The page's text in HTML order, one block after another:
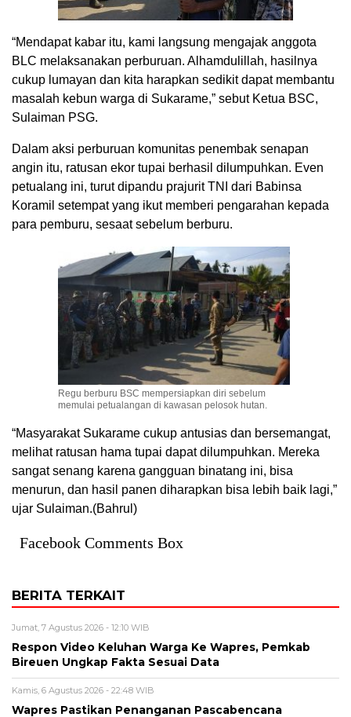
“Mendapat kabar itu, kami langsung mengajak anggota
BLC melaksanakan perburuan. Alhamdulillah, hasilnya
cukup lumayan dan kita harapkan sedikit dapat membantu
masalah kebun warga di Sukarame,” sebut Ketua BSC,
Sulaiman PSG.
Dalam aksi perburuan komunitas penembak senapan
angin itu, ratusan ekor tupai berhasil dilumpuhkan. Even
petualang ini, turut dipandu prajurit TNI dari Babinsa
Koramil setempat yang ikut memberi pengarahan kepada
para pemburu, sesaat sebelum berburu.
Regu berburu BSC mempersiapkan diri sebelum
memulai petualangan di kawasan pelosok hutan.
“Masyarakat Sukarame cukup antusias dan bersemangat,
melihat ratusan hama tupai dapat dilumpuhkan. Mereka
sangat senang karena gangguan binatang ini, bisa
menurun, dan hasil panen diharapkan bisa lebih baik lagi,”
ujar Sulaiman.(Bahrul)
Facebook Comments Box
BERITA TERKAIT
Jumat, 7 Agustus 2026 - 12:10 WIB
Respon Video Keluhan Warga Ke Wapres, Pemkab
Bireuen Ungkap Fakta Sesuai Data
Kamis, 6 Agustus 2026 - 22:48 WIB
Wapres Pastikan Penanganan Pascabencana